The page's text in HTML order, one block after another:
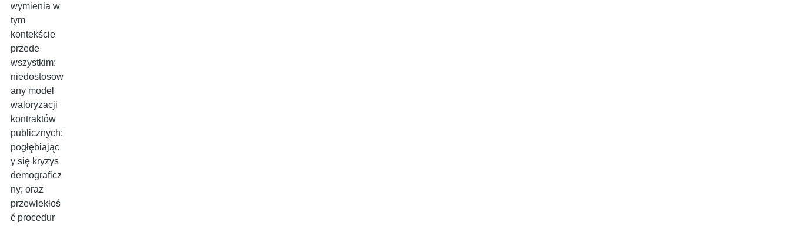
wymienia w
tym
kontekście
przede
wszystkim:
niedostosow
any model
waloryzacji
kontraktów
publicznych;
pogłębiając
y się kryzys
demograficz
ny; oraz
przewlekłoś
ć procedur